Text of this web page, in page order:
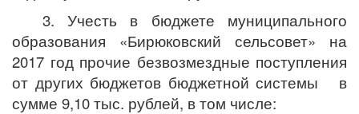
3. Учесть в бюджете муниципального
образования «Бирюковский сельсовет» на
2017 год прочие безвозмездные поступления
от других бюджетов бюджетной системы в
сумме 9,10 тыс. рублей, в том числе: